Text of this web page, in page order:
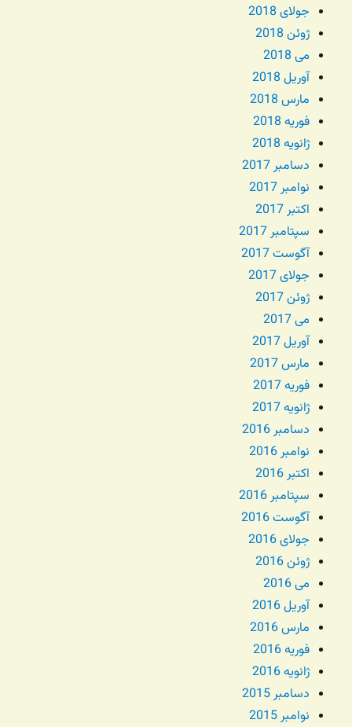
جولای 2018
ژوئن 2018
می 2018
آوریل 2018
مارس 2018
فوریه 2018
ژانویه 2018
دسامبر 2017
نوامبر 2017
اکتبر 2017
سپتامبر 2017
آگوست 2017
جولای 2017
ژوئن 2017
می 2017
آوریل 2017
مارس 2017
فوریه 2017
ژانویه 2017
دسامبر 2016
نوامبر 2016
اکتبر 2016
سپتامبر 2016
آگوست 2016
جولای 2016
ژوئن 2016
می 2016
آوریل 2016
مارس 2016
فوریه 2016
ژانویه 2016
دسامبر 2015
نوامبر 2015